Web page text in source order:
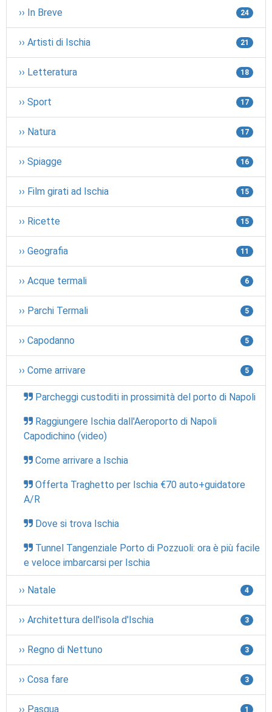
›› In Breve 24
›› Artisti di Ischia 21
›› Letteratura 18
›› Sport 17
›› Natura 17
›› Spiagge 16
›› Film girati ad Ischia 15
›› Ricette 15
›› Geografia 11
›› Acque termali 6
›› Parchi Termali 5
›› Capodanno 5
›› Come arrivare 5
Parcheggi custoditi in prossimità del porto di Napoli
Raggiungere Ischia dall'Aeroporto di Napoli
Capodichino (video)
Come arrivare a Ischia
Offerta Traghetto per Ischia €70 auto+guidatore
A/R
Dove si trova Ischia
Tunnel Tangenziale Porto di Pozzuoli: ora è più facile
e veloce imbarcarsi per Ischia
›› Natale 4
›› Architettura dell'isola d'Ischia 3
›› Regno di Nettuno 3
›› Cosa fare 3
›› Pasqua 1